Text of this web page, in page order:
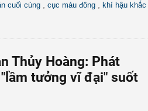
cuối cùng cục máu đông
khí hậu khắc
Thủy Hoàng: Phát
tưởng vĩ đại" suốt